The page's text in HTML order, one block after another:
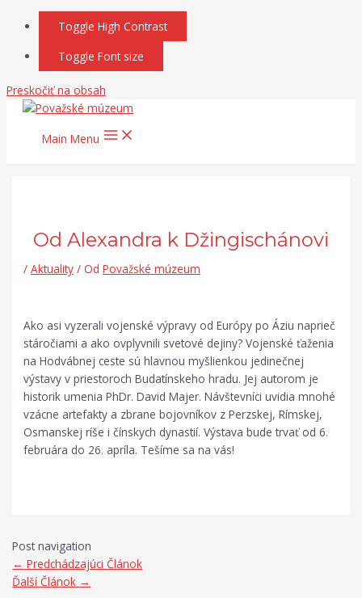
Toggle High Contrast
Toggle Font size
Preskočiť na obsah
Main Menu
Od Alexandra k Džingischánovi
/Aktuality / Od Považské múzeum
Ako asi vyzerali vojenské výpravy od Európy po Áziu naprieč
stáročiami a ako ovplyvnili svetové dejiny? Vojenské ťaženia
na Hodvábnej ceste sú hlavnou myšlienkou jedinečnej
výstavy v priestoroch Budatínskeho hradu. Jej autorom je
historik umenia PhDr. David Majer. Návštevníci uvidia mnohé
vzácne artefakty a zbrane bojovníkov z Perzskej, Rímskej,
Osmanskej ríše i čínskych dynastií. Výstava bude trvať od 6.
februára do 26. apríla. Tešíme sa na vás!
Post navigation
← Predchádzajúci Článok
Ďalší Článok →